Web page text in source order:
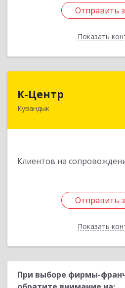
Отправить
Показать
Отправить
Назад
К-Центр
Кувандык
Клиентов на
Отправить
Показать
462243, Оренбургская
Отправить
Назад
При выборе фирмы-